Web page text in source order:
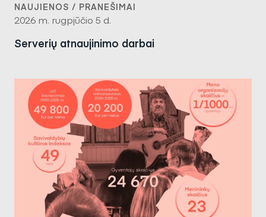
NAUJIENOS / PRANEŠIMAI
2026 m. rugpjūčio 5 d.
Serverių atnaujinimo darbai